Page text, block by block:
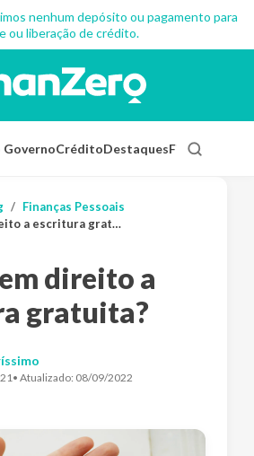
nenhum depósito ou pagamento para
ou liberação de crédito.
GovernoCréditoDestaquesFinanças
Finanças Pessoais
a escritura gratuita?
direito a
gratuita?
• Atualizado: 08/09/2022